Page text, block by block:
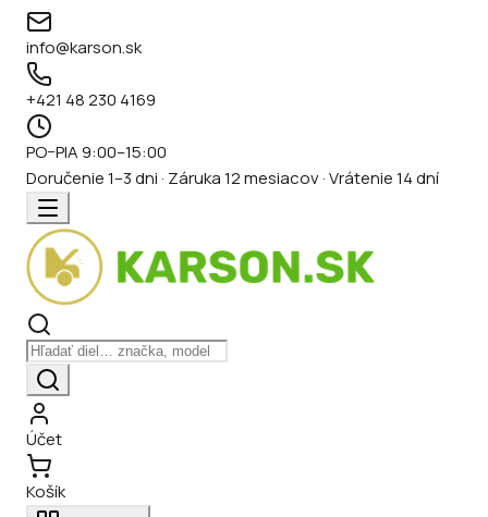
info@karson.sk
+421 48 230 4169
PO–PIA 9:00–15:00
Doručenie 1–3 dni · Záruka 12 mesiacov · Vrátenie 14 dní
Účet
Košík